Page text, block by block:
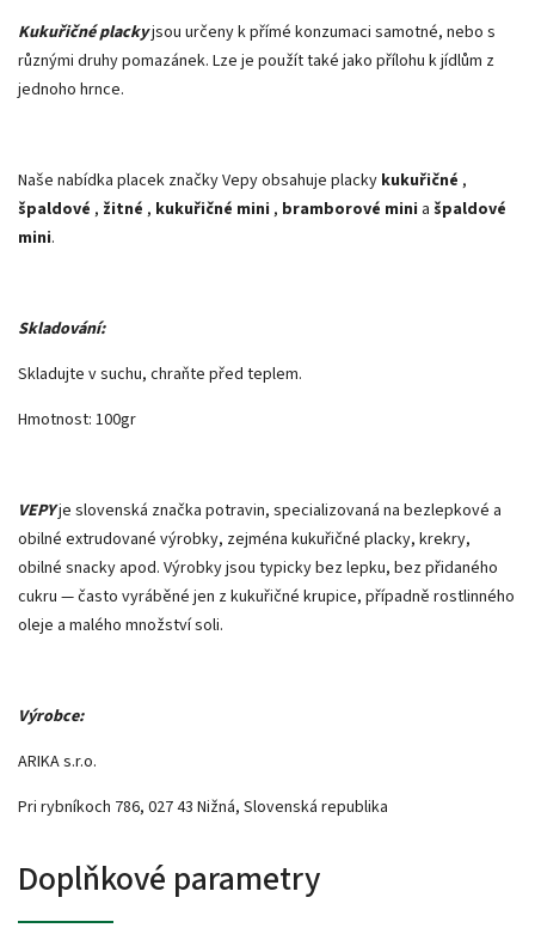
Kukuřičné plackyjsou určeny k přímé konzumaci samotné, nebo s
různými druhy pomazánek. Lze je použít také jako přílohu k jídlům z
jednoho hrnce.
Naše nabídka placek značky Vepy obsahuje placky kukuřičné ,
špaldové , žitné , kukuřičné mini , bramborové mini a špaldové
mini.
Skladování:
Skladujte v suchu, chraňte před teplem.
Hmotnost: 100gr
VEPYje slovenská značka potravin, specializovaná na bezlepkové a
obilné extrudované výrobky, zejména kukuřičné placky, krekry,
obilné snacky apod. Výrobky jsou typicky bez lepku, bez přidaného
cukru — často vyráběné jen z kukuřičné krupice, případně rostlinného
oleje a malého množství soli.
Výrobce:
ARIKA s.r.o.
Pri rybníkoch 786, 027 43 Nižná, Slovenská republika
Doplňkové parametry